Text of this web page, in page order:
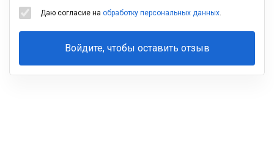
Даю согласие на обработку персональных данных.
Войдите, чтобы оставить отзыв
Ваша